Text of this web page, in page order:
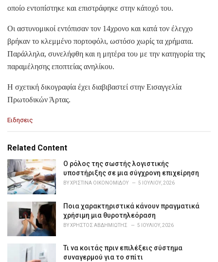
οποίο εντοπίστηκε και επιστράφηκε στην κάτοχό του.
Οι αστυνομικοί εντόπισαν τον 14χρονο και κατά τον έλεγχο
βρήκαν το κλεμμένο πορτοφόλι, ωστόσο χωρίς τα χρήματα.
Παράλληλα, συνελήφθη και η μητέρα του με την κατηγορία της
παραμέλησης εποπτείας ανηλίκου.
Η σχετική δικογραφία έχει διαβιβαστεί στην Εισαγγελία
Πρωτοδικών Άρτας.
C
e
o
r
i
e
Ειδησεις
Related Content
Ο ρόλος της σωστής λογιστικής
υποστήριξης σε μια σύγχρονη επιχείρηση
BYΧΡΙΣΤΊΝΑ ΟΙΚΟΝΟΜΊΔΟΥ 5 ΙΟΥΛΊΟΥ, 2026
Ποια χαρακτηριστικά κάνουν πραγματικά
χρήσιμη μια θυροτηλεόραση
BYΧΡΉΣΤΟΣ ΑΒΔΗΜΙΏΤΗΣ 5 ΙΟΥΛΊΟΥ, 2026
Τι να κοιτάς πριν επιλέξεις σύστημα
συναγερμού για το σπίτι